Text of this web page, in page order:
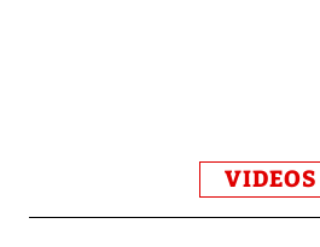
VIDEOS